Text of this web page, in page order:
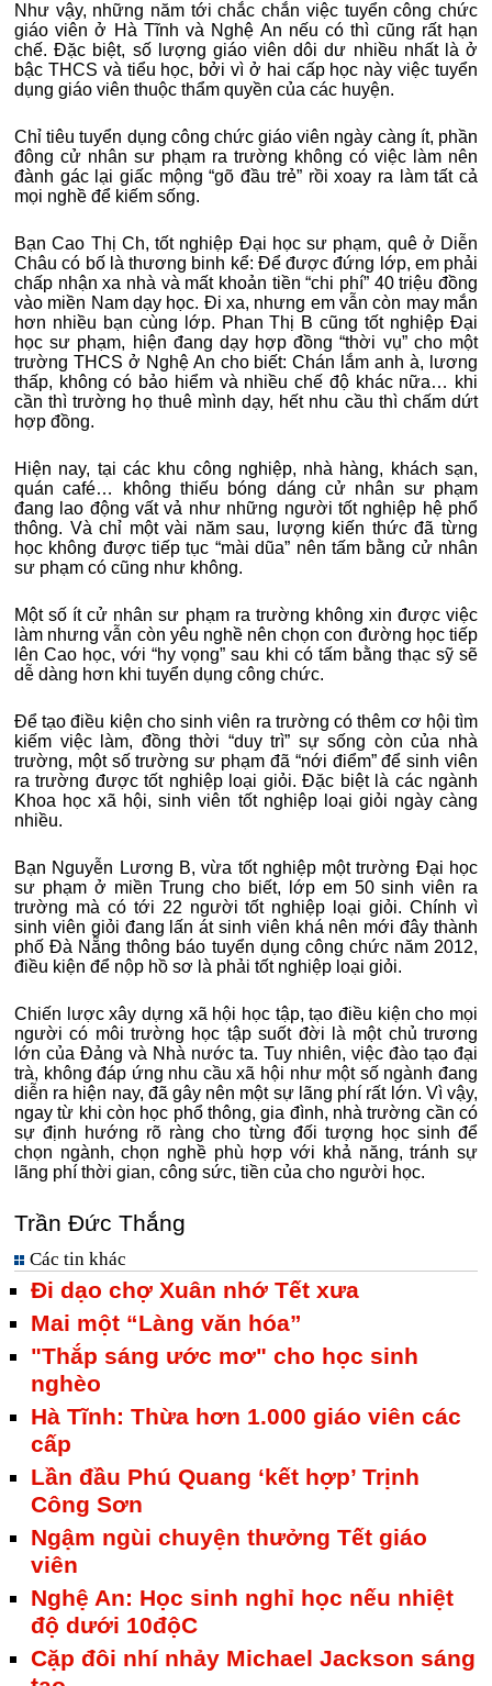
Như vậy, những năm tới chắc chắn việc tuyển công chức
giáo viên ở Hà Tĩnh và Nghệ An nếu có thì cũng rất hạn
chế. Đặc biệt, số lượng giáo viên dôi dư nhiều nhất là ở
bậc THCS và tiểu học, bởi vì ở hai cấp học này việc tuyển
dụng giáo viên thuộc thẩm quyền của các huyện.
Chỉ tiêu tuyển dụng công chức giáo viên ngày càng ít, phần
đông cử nhân sư phạm ra trường không có việc làm nên
đành gác lại giấc mộng “gõ đầu trẻ” rồi xoay ra làm tất cả
mọi nghề để kiếm sống.
Bạn Cao Thị Ch, tốt nghiệp Đại học sư phạm, quê ở Diễn
Châu có bố là thương binh kể: Để được đứng lớp, em phải
chấp nhận xa nhà và mất khoản tiền “chi phí” 40 triệu đồng
vào miền Nam dạy học. Đi xa, nhưng em vẫn còn may mắn
hơn nhiều bạn cùng lớp. Phan Thị B cũng tốt nghiệp Đại
học sư phạm, hiện đang dạy hợp đồng “thời vụ” cho một
trường THCS ở Nghệ An cho biết: Chán lắm anh à, lương
thấp, không có bảo hiểm và nhiều chế độ khác nữa… khi
cần thì trường họ thuê mình dạy, hết nhu cầu thì chấm dứt
hợp đồng.
Hiện nay, tại các khu công nghiệp, nhà hàng, khách sạn,
quán café… không thiếu bóng dáng cử nhân sư phạm
đang lao động vất vả như những người tốt nghiệp hệ phổ
thông. Và chỉ một vài năm sau, lượng kiến thức đã từng
học không được tiếp tục “mài dũa” nên tấm bằng cử nhân
sư phạm có cũng như không.
Một số ít cử nhân sư phạm ra trường không xin được việc
làm nhưng vẫn còn yêu nghề nên chọn con đường học tiếp
lên Cao học, với “hy vọng” sau khi có tấm bằng thạc sỹ sẽ
dễ dàng hơn khi tuyển dụng công chức.
Để tạo điều kiện cho sinh viên ra trường có thêm cơ hội tìm
kiếm việc làm, đồng thời “duy trì” sự sống còn của nhà
trường, một số trường sư phạm đã “nới điểm” để sinh viên
ra trường được tốt nghiệp loại giỏi. Đặc biệt là các ngành
Khoa học xã hội, sinh viên tốt nghiệp loại giỏi ngày càng
nhiều.
Bạn Nguyễn Lương B, vừa tốt nghiệp một trường Đại học
sư phạm ở miền Trung cho biết, lớp em 50 sinh viên ra
trường mà có tới 22 người tốt nghiệp loại giỏi. Chính vì
sinh viên giỏi đang lấn át sinh viên khá nên mới đây thành
phố Đà Nẵng thông báo tuyển dụng công chức năm 2012,
điều kiện để nộp hồ sơ là phải tốt nghiệp loại giỏi.
Chiến lược xây dựng xã hội học tập, tạo điều kiện cho mọi
người có môi trường học tập suốt đời là một chủ trương
lớn của Đảng và Nhà nước ta. Tuy nhiên, việc đào tạo đại
trà, không đáp ứng nhu cầu xã hội như một số ngành đang
diễn ra hiện nay, đã gây nên một sự lãng phí rất lớn. Vì vậy,
ngay từ khi còn học phổ thông, gia đình, nhà trường cần có
sự định hướng rõ ràng cho từng đối tượng học sinh để
chọn ngành, chọn nghề phù hợp với khả năng, tránh sự
lãng phí thời gian, công sức, tiền của cho người học.
Trần Đức Thắng
Các tin khác
Đi dạo chợ Xuân nhớ Tết xưa
Mai một “Làng văn hóa”
"Thắp sáng ước mơ" cho học sinh
nghèo
Hà Tĩnh: Thừa hơn 1.000 giáo viên các
cấp
Lần đầu Phú Quang ‘kết hợp’ Trịnh
Công Sơn
Ngậm ngùi chuyện thưởng Tết giáo
viên
Nghệ An: Học sinh nghỉ học nếu nhiệt
độ dưới 10độC
Cặp đôi nhí nhảy Michael Jackson sáng